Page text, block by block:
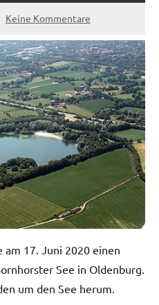
Keine Kommentare
17. Juni 2020 einen
See in Oldenburg.
um den See herum.